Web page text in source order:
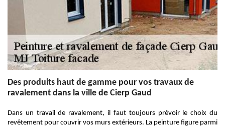
Des produits haut de gamme pour vos travaux de
ravalement dans la ville de Cierp Gaud
Dans un travail de ravalement, il faut toujours prévoir le choix du
revêtement pour couvrir vos murs extérieurs. La peinture figure parmi